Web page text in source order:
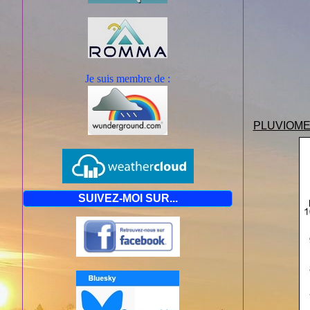
Je suis membre de :
SUIVEZ-MOI SUR...